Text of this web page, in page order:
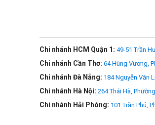
Tính năng sạc không dây đã không
Khả năng chống nước và bụi
Cũng giống như trên phiên bản cũ,
phút hoặc hơn tùy từng trường hợp.
Bảo mật an toàn với Touch
Chi nhánh HCM Quận 1: 49-51 Trần
Chi nhánh Cần Thơ: 64 Hùng Vương,
Chi nhánh Đà Nẵng: 184 Nguyễn Văn
Chi nhánh Hà Nội: 264 Thái Hà,
Chi nhánh Hải Phòng: 101 Trần Phú,